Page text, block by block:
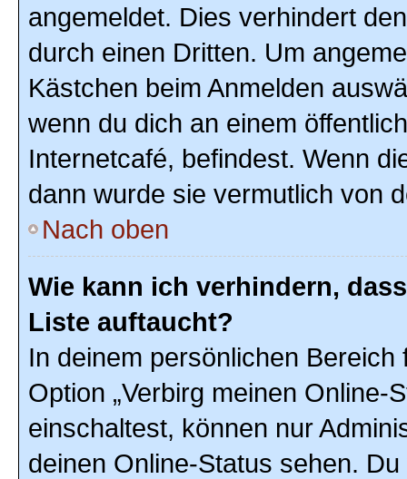
angemeldet. Dies verhindert
durch einen Dritten. Um
Kästchen beim Anmelden
wenn du dich an einem
Internetcafé, befindest. Wenn
dann wurde sie vermutlich von
Nach oben
Wie kann ich verhindern,
Liste auftaucht?
In deinem persönlichen
Option „Verbirg meinen Online-
einschaltest, können nur
deinen Online-Status sehen.